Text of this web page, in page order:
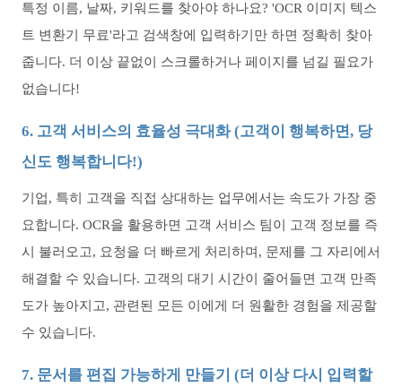
특정 이름, 날짜, 키워드를 찾아야 하나요? 'OCR 이미지 텍스
트 변환기 무료'라고 검색창에 입력하기만 하면 정확히 찾아
줍니다. 더 이상 끝없이 스크롤하거나 페이지를 넘길 필요가
없습니다!
6. 고객 서비스의 효율성 극대화 (고객이 행복하면, 당
신도 행복합니다!)
기업, 특히 고객을 직접 상대하는 업무에서는 속도가 가장 중
요합니다. OCR을 활용하면 고객 서비스 팀이 고객 정보를 즉
시 불러오고, 요청을 더 빠르게 처리하며, 문제를 그 자리에서
해결할 수 있습니다. 고객의 대기 시간이 줄어들면 고객 만족
도가 높아지고, 관련된 모든 이에게 더 원활한 경험을 제공할
수 있습니다.
7. 문서를 편집 가능하게 만들기 (더 이상 다시 입력할